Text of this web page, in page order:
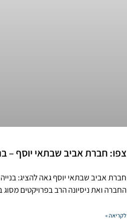
צפו: חברת אביב שבתאי יוסף –
חברת אביב שבתאי יוסף גאה להציג:
החברה ואת ניסיונה הרב בפרויקטים מסוג
לקריאה »